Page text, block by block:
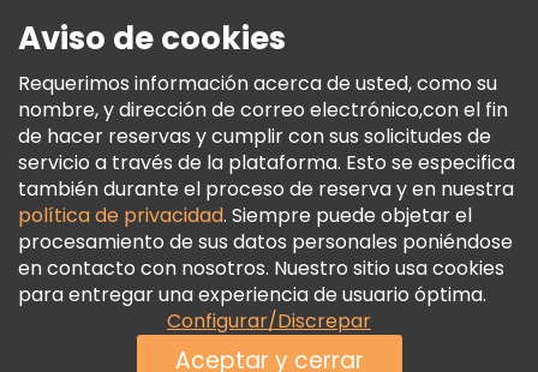
Términos E Información Legal
Política De Cookies
Freetour Premios
Programa De Fidelidad
Aviso de cookies
Requerimos información acerca de usted, como su
nombre, y dirección de correo electrónico,con el fin
de hacer reservas y cumplir con sus solicitudes de
servicio a través de la plataforma. Esto se especifica
también durante el proceso de reserva y en nuestra
política de privacidad. Siempre puede objetar el
procesamiento de sus datos personales poniéndose
en contacto con nosotros. Nuestro sitio usa cookies
para entregar una experiencia de usuario óptima.
Configurar/Discrepar
Aceptar y cerrar